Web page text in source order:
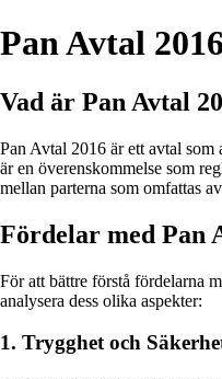
Pan Avtal 2016
Vad är Pan Avtal
Pan Avtal 2016 är ett avtal
är en överenskommelse som
mellan parterna som omfattas
Fördelar med Pan
För att bättre förstå fördelarna
analysera dess olika aspekter:
1. Trygghet och